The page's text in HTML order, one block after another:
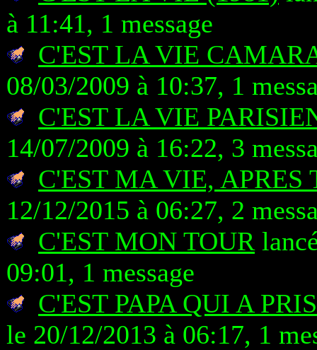
à 11:41, 1 message
C'EST LA VIE
08/03/2009 à 10:37, 1
C'EST LA VIE
14/07/2009 à 16:22, 3
C'EST MA VIE, APRES
12/12/2015 à 06:27, 2
C'EST MON TOUR
09:01, 1 message
C'EST PAPA QUI A
le 20/12/2013 à 06:17, 1